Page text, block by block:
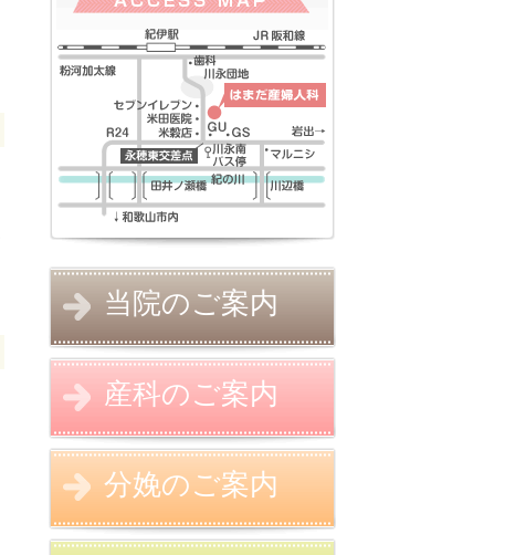
当院のご案内
産科のご案内
分娩のご案内